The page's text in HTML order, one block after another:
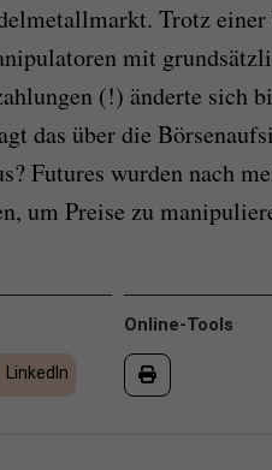
Trotz einer
mit
(!) änderte sich
das über die
Futures wurden nach
um Preise zu
Online-Tools
LinkedIn